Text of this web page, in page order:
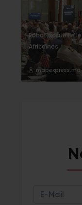
Rabat accueille
Africaines
mapexpress.ma